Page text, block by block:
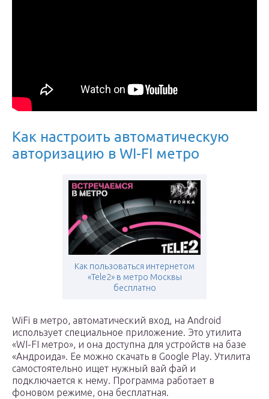
Как настроить автоматическую
авторизацию в WI-FI метро
Как пользоваться интернетом
«Tele2» в метро Москвы
бесплатно
WiFi в метро, автоматический вход, на Android
использует специальное приложение. Это утилита
«WI-FI метро», и она доступна для устройств на базе
«Андроида». Ее можно скачать в Google Play. Утилита
самостоятельно ищет нужный вай фай и
подключается к нему. Программа работает в
фоновом режиме, она бесплатная.